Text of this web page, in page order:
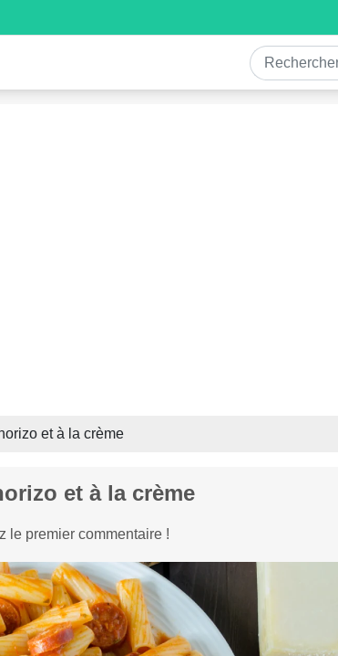
et à la crème
et à la crème
le premier commentaire !